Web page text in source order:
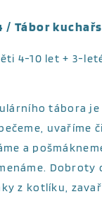
/ Tábor
4-10 let + 3-
tábora je
uvaříme
a
Dobroty
z kotlíku,